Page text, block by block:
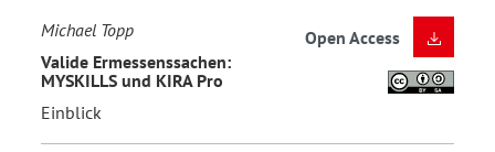
Michael Topp
Valide Ermessenssachen:
MYSKILLS und KIRA Pro
Einblick
Open Access